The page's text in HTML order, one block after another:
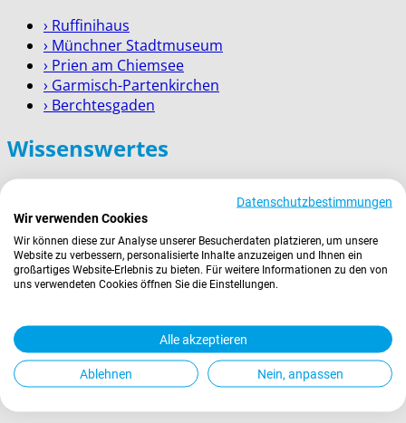
› Ruffinihaus
› Münchner Stadtmuseum
› Prien am Chiemsee
› Garmisch-Partenkirchen
› Berchtesgaden
Wissenswertes
Versand
Kontakt
Service für Firmenkunden
Rechtliches
Widerrufsrecht
Datenschutz
Datenschutzbestimmungen
Wir verwenden Cookies
Wir können diese zur Analyse unserer Besucherdaten platzieren, um unsere
Website zu verbessern, personalisierte Inhalte anzuzeigen und Ihnen ein
großartiges Website-Erlebnis zu bieten. Für weitere Informationen zu den von
uns verwendeten Cookies öffnen Sie die Einstellungen.
Alle akzeptieren
Ablehnen Nein, anpassen